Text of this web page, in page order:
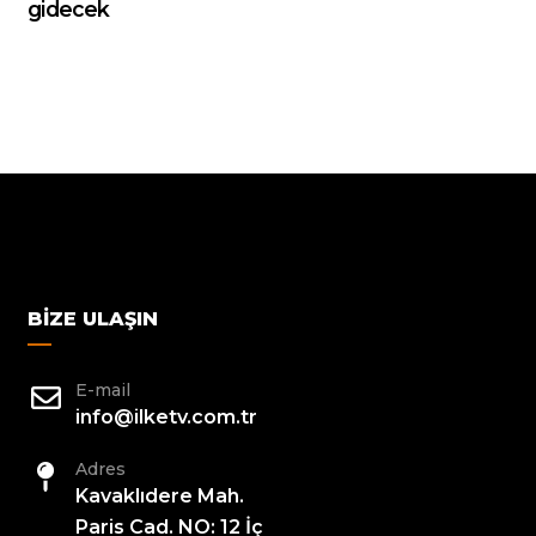
gidecek
BIZE ULAŞIN
E-mail
info@ilketv.com.tr
Adres
Kavaklıdere Mah.
Paris Cad. NO: 12 İç